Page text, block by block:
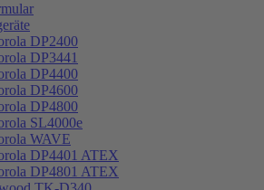
DP2400
DP3441
DP4400
DP4600
DP4800
SL4000e
WAVE
DP4401 ATEX
DP4801 ATEX